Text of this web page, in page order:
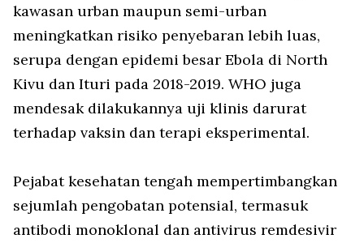
kawasan urban maupun semi-urban
meningkatkan risiko penyebaran lebih luas,
serupa dengan epidemi besar Ebola di North
Kivu dan Ituri pada 2018-2019. WHO juga
mendesak dilakukannya uji klinis darurat
terhadap vaksin dan terapi eksperimental.
Pejabat kesehatan tengah mempertimbangkan
sejumlah pengobatan potensial, termasuk
antibodi monoklonal dan antivirus remdesivir